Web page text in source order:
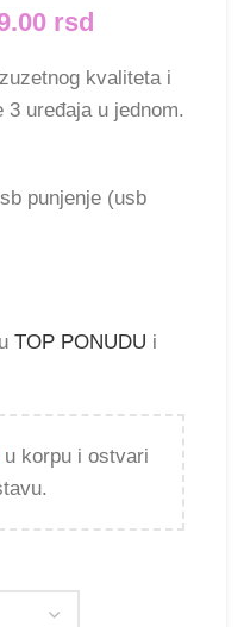
rsd
kvaliteta i
uređaja u jednom.
punjenje (usb
TOP PONUDU i
u korpu i ostvari